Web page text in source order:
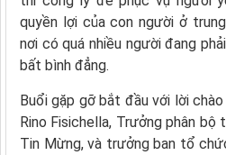
quyền lợi của con người ở
nơi có quá nhiều người đang
bất bình đẳng.
Buổi gặp gỡ bắt đầu với lời
Rino Fisichella, Trưởng phân bộ
Tin Mừng, và trưởng ban tổ